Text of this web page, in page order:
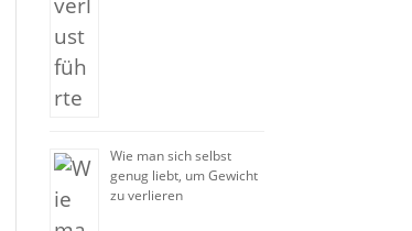
Wie man sich selbst
genug liebt, um Gewicht
zu verlieren